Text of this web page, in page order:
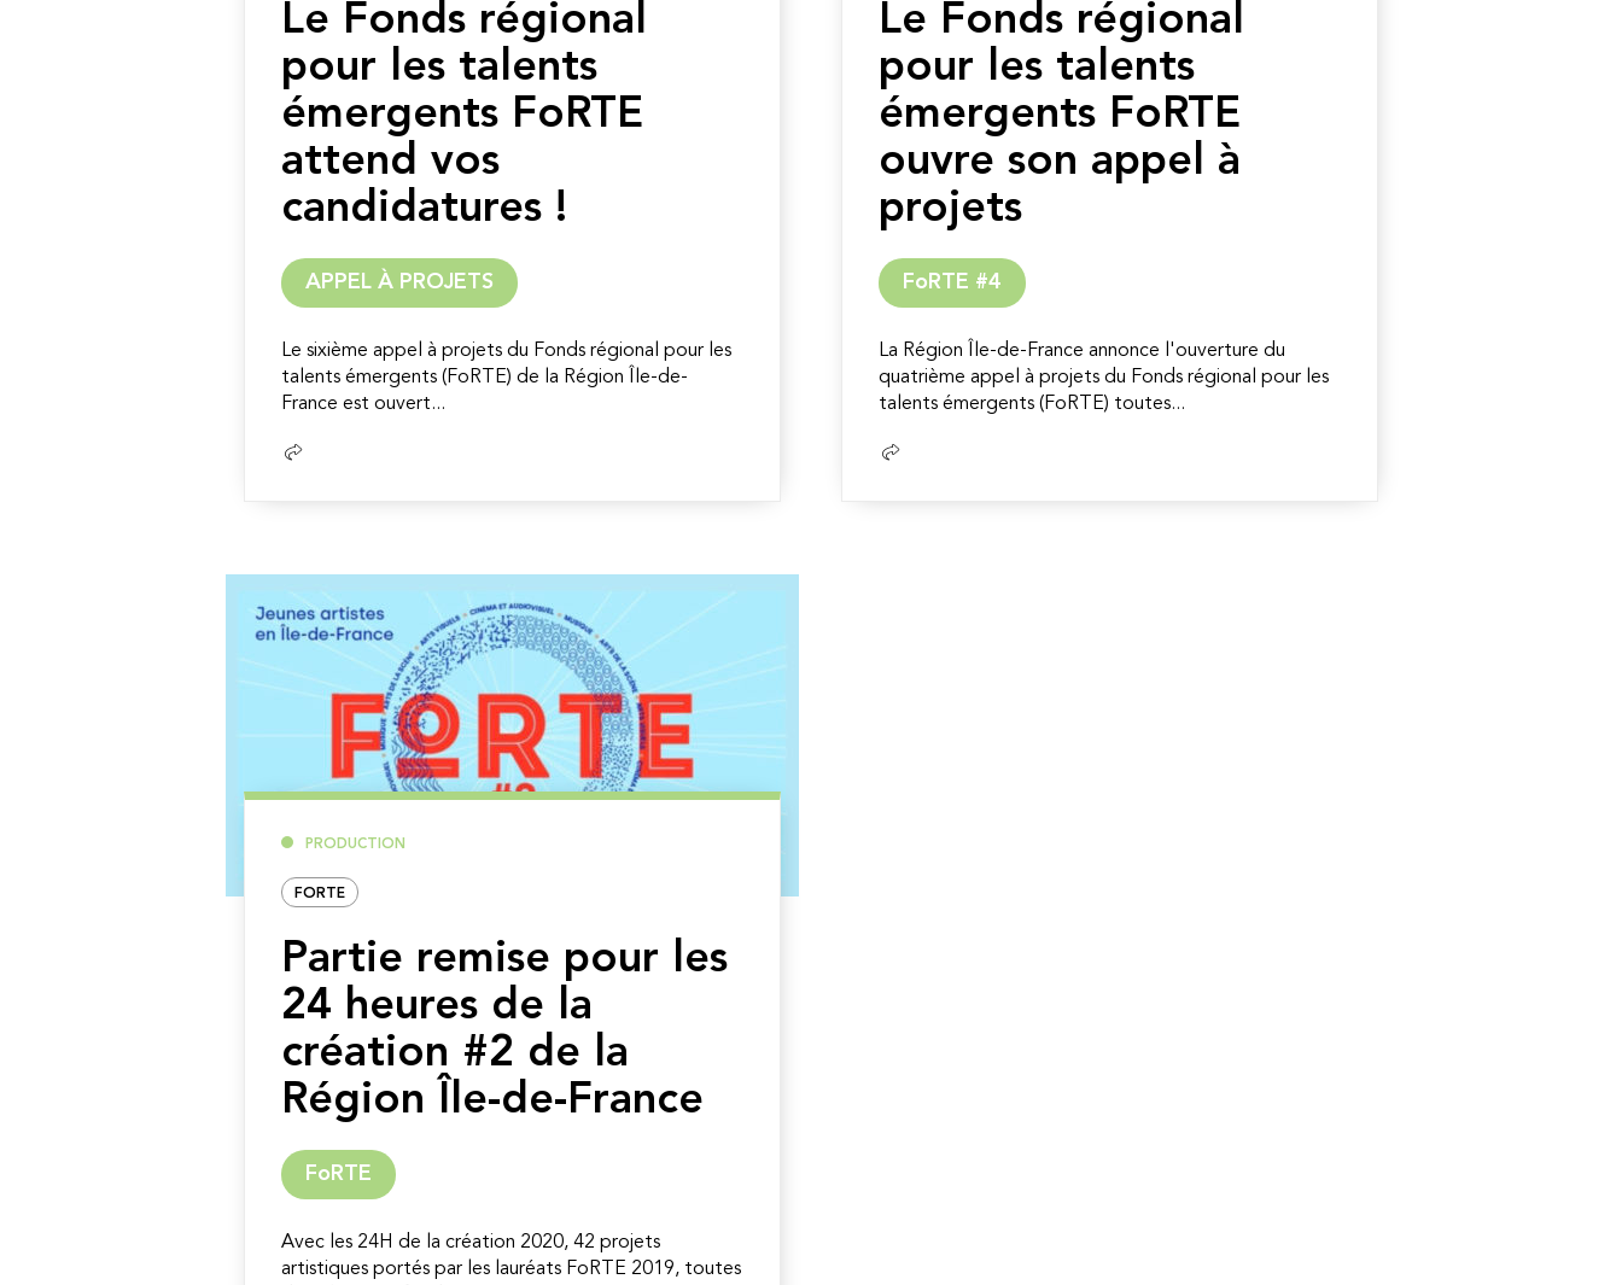
Le Fonds régional
pour les talents
émergents FoRTE
attend vos
candidatures !
APPEL À PROJETS
Le sixième appel à projets du Fonds régional pour les
talents émergents (FoRTE) de la Région Île-de-
France est ouvert...
Lire
Le Fonds régional
pour les talents
émergents FoRTE
ouvre son appel à
projets
FoRTE #4
La Région Île-de-France annonce l'ouverture du
quatrième appel à projets du Fonds régional pour les
talents émergents (FoRTE) toutes...
Lire
PRODUCTION
FORTE
Partie remise pour les
24 heures de la
création #2 de la
Région Île-de-France
FoRTE
Avec les 24H de la création 2020, 42 projets
artistiques portés par les lauréats FoRTE 2019, toutes